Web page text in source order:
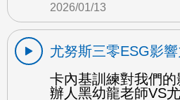
2026/01/13
尤努斯三零ESG影
卡內基訓練對我們
辦人黑幼龍老師VS